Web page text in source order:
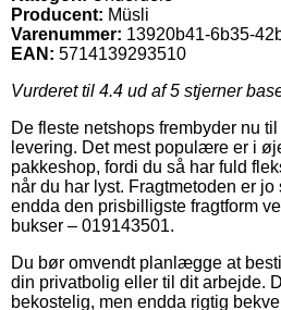
Producent: Müsli
Varenummer: 13920b41-6b35-
EAN: 5714139293510
Vurderet til 4.4 ud af 5 stjerner
De fleste netshops frembyder nu
levering. Det mest populære er i
pakkeshop, fordi du så har fuld
når du har lyst. Fragtmetoden er
endda den prisbilligste fragtform
bukser – 019143501.
Du bør omvendt planlægge at
din privatbolig eller til dit arbejde.
bekostelig, men endda rigtig